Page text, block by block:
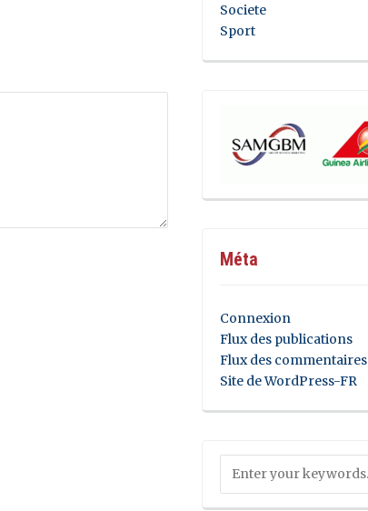
Societe
Sport
Méta
Connexion
Flux des publications
Flux des commentaires
Site de WordPress-FR